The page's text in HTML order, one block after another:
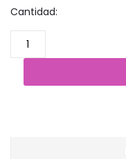
Cantidad: